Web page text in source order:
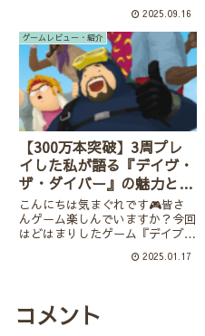
い心地を紹介していきます。プロ
コン2はどんなコントローラー？
Nintendo Switch2に合わせて発
売...
2025.09.16
ゲームレビュー・紹介
【300万本突破】3周プレ
イした私が語る『デイヴ・
ザ・ダイバー』の魅力とハ
マる理由
こんにちは気まぐれです🎮皆さ
んゲーム楽しんでいますか？今回
はどはまりしたゲーム『デイブ・
ションとシュミレーションのいい
ズなのに300万本売れた理由が
わ...
2025.01.17
コメント